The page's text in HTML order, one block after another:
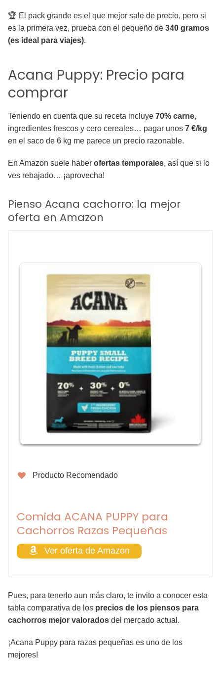
🏆 El pack grande es el que mejor sale de precio, pero si
es la primera vez, prueba con el pequeño de 340 gramos
(es ideal para viajes).
Acana Puppy: Precio para
comprar
Teniendo en cuenta que su receta incluye 70% carne,
ingredientes frescos y cero cereales… pagar unos 7 €/kg
en el saco de 6 kg me parece un precio razonable.
En Amazon suele haber ofertas temporales, así que si lo
ves rebajado… ¡aprovecha!
Pienso Acana cachorro: la mejor
oferta en Amazon
Producto Recomendado
Comida ACANA PUPPY para
Cachorros Razas Pequeñas
Ver oferta de Amazon
Pues, para tenerlo aun más claro, te invito a conocer esta
tabla comparativa de los precios de los piensos para
cachorros mejor valorados del mercado actual.
¡Acana Puppy para razas pequeñas es uno de los
mejores!